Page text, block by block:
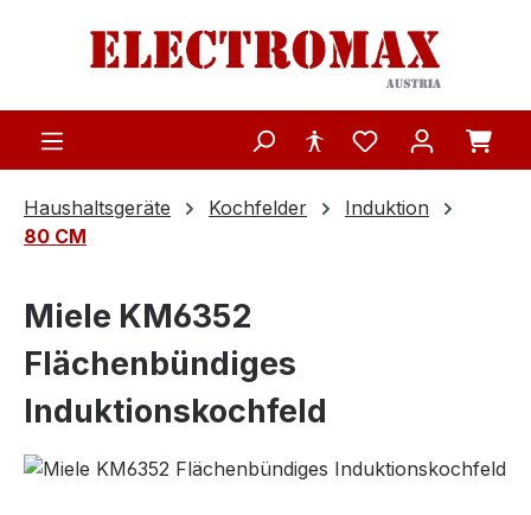
Zum Hauptinhalt springen
Haushaltsgeräte Kochfelder
Induktion
80 CM
Miele KM6352
Flächenbündiges
Induktionskochfeld
Bildergalerie überspringen